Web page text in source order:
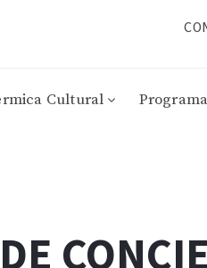
Cultural Programa